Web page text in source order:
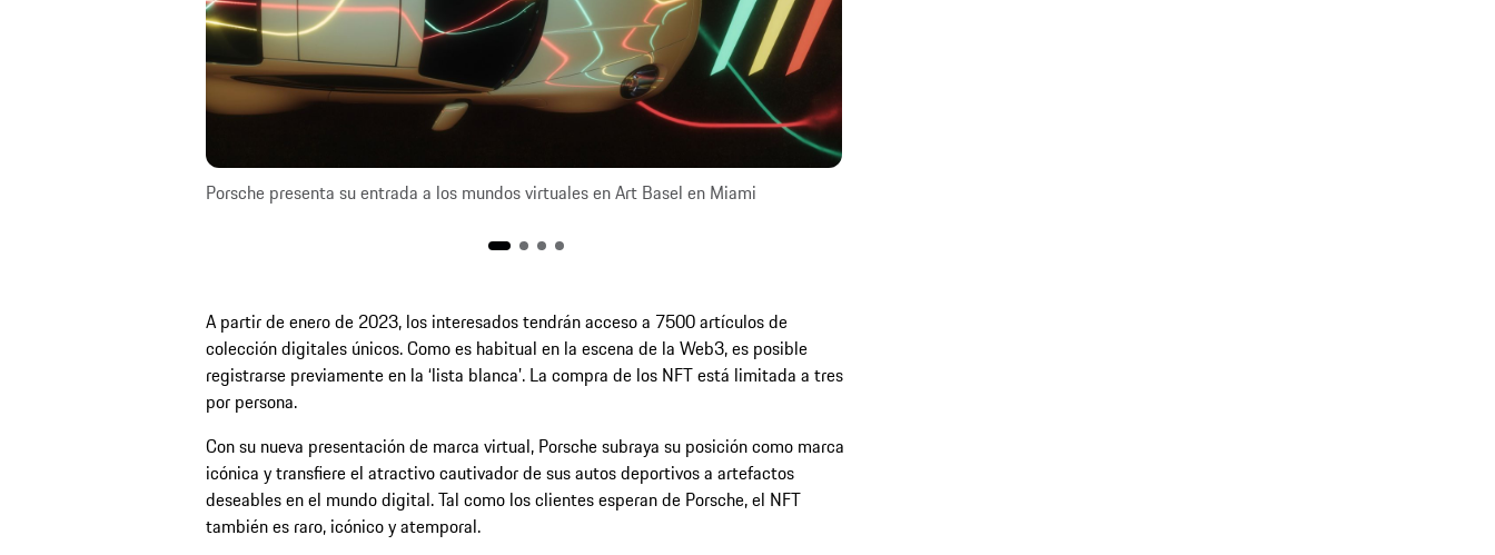
Porsche presenta su entrada a los mundos virtuales en Art Basel en Miami
A partir de enero de 2023, los interesados tendrán acceso a 7500 artículos de
colección digitales únicos. Como es habitual en la escena de la Web3, es posible
registrarse previamente en la ‘lista blanca’. La compra de los NFT está limitada a tres
por persona.
Con su nueva presentación de marca virtual, Porsche subraya su posición como marca
icónica y transfiere el atractivo cautivador de sus autos deportivos a artefactos
deseables en el mundo digital. Tal como los clientes esperan de Porsche, el NFT
también es raro, icónico y atemporal.